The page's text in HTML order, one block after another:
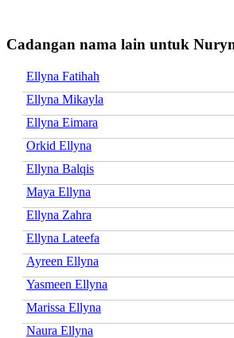
Cadangan nama lain untuk
Ellyna Fatihah
Ellyna Mikayla
Ellyna Eimara
Orkid Ellyna
Ellyna Balqis
Maya Ellyna
Ellyna Zahra
Ellyna Lateefa
Ayreen Ellyna
Yasmeen Ellyna
Marissa Ellyna
Naura Ellyna